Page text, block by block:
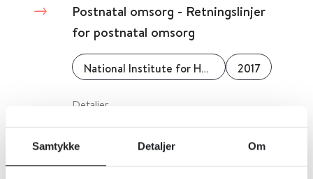
Samtykke Detaljer Om
Postnatal omsorg - Retningslinjer
for postnatal omsorg
National Institute for Health and Care Excellence (NICE) 2017
Detaljer
Psykisk helsearbeid barn og unge